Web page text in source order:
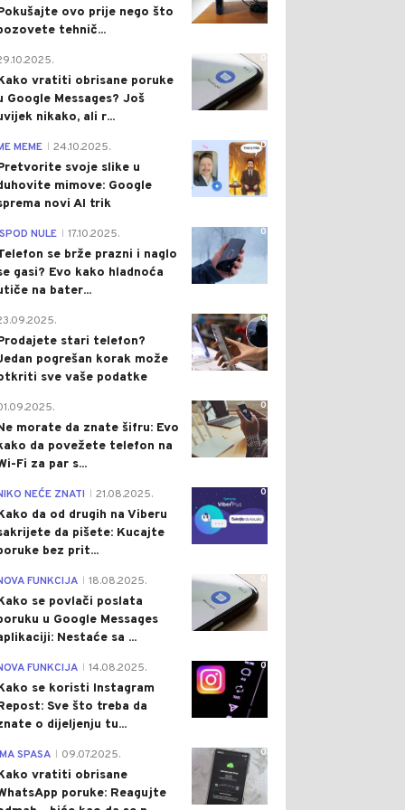
ovo prije nego što
tehnič...
0
vratiti obrisane poruke
Google Messages? Još
nikako, ali r...
0
MEME 24.10.2025.
svoje slike u
mimove: Google
novi AI trik
0
NULE 17.10.2025.
se brže prazni i naglo
gasi? Evo kako hladnoća
na bater...
0
stari telefon?
pogrešan korak može
sve vaše podatke
0
morate da znate šifru: Evo
da povežete telefon na
Fi za par s...
0
NEĆE ZNATI 21.08.2025.
da od drugih na Viberu
da pišete: Kucajte
bez prit...
0
FUNKCIJA 18.08.2025.
se povlači poslata
u Google Messages
Nestaće sa ...
0
FUNKCIJA 14.08.2025.
se koristi Instagram
Sve što treba da
o dijeljenju tu...
0
SPASA 09.07.2025.
vratiti obrisane
poruke: Reagujte